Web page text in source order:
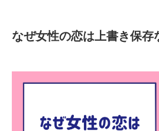
なぜ女性の恋は上書き保存